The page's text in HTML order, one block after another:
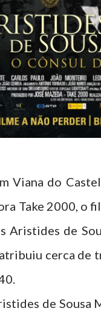
Viana do
Take 2000, o
Aristides de
cerca
de Sousa